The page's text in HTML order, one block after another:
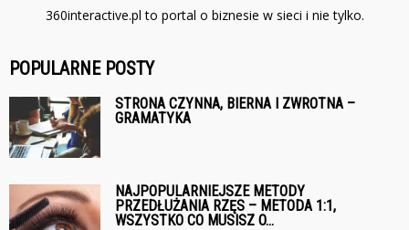
360interactive.pl to portal o biznesie w sieci i nie tylko.
POPULARNE POSTY
STRONA CZYNNA, BIERNA I ZWROTNA –
GRAMATYKA
NAJPOPULARNIEJSZE METODY
PRZEDŁUŻANIA RZĘS – METODA 1:1,
WSZYSTKO CO MUSISZ O...